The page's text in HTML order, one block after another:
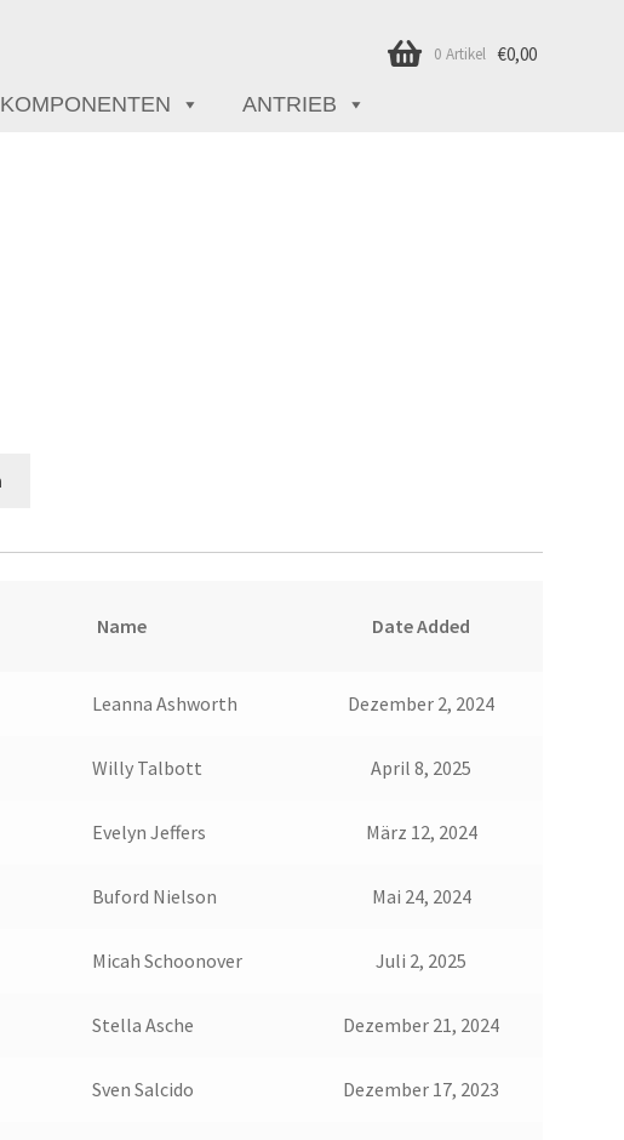
€0,00
0 Artikel
KOMPONENTEN ANTRIEB
Name Date Added
Leanna Ashworth Dezember 2, 2024
Willy Talbott April 8, 2025
Evelyn Jeffers März 12, 2024
Buford Nielson Mai 24, 2024
Micah Schoonover Juli 2, 2025
Stella Asche Dezember 21, 2024
Sven Salcido Dezember 17, 2023